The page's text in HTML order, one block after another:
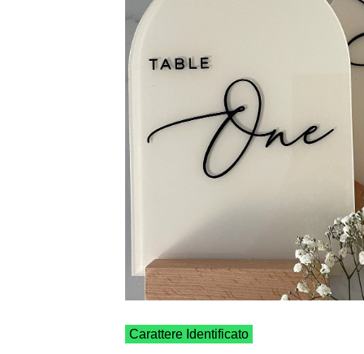
Carattere Identificato